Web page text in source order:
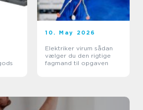
10. May 2026
Elektriker virum sådan
vælger du den rigtige
fagmand til opgaven